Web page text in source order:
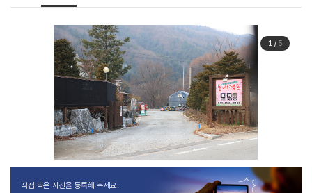
1/ 5
직접 찍은 사진을 등록해 주세요.